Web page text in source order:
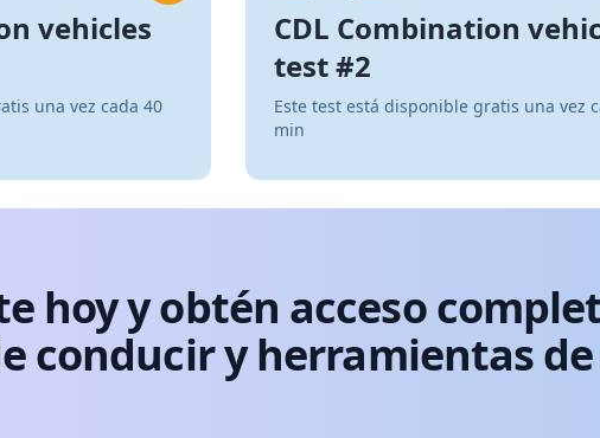
vehicles
una vez cada 40
CDL Combination
test #2
Este test está disponible gratis una vez
min
hoy y obtén acceso
conducir y herramientas